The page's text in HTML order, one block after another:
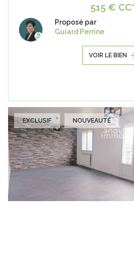
515 € CC*
Proposé par
Guiard Perrine
VOIR LE BIEN
EXCLUSIF NOUVEAUTÉ